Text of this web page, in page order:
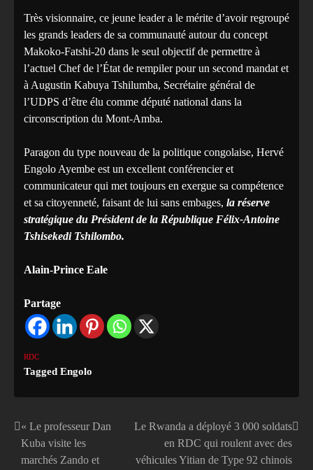
Très visionnaire, ce jeune leader a le mérite d’avoir regroupé
les grands leaders de sa communauté autour du concept
Makoko-Fatshi-20 dans le seul objectif de permettre à
l’actuel Chef de l’État de rempiler pour un second mandat et
à Augustin Kabuya Tshilumba, Secrétaire général de
l’UDPS d’être élu comme député national dans la
circonscription du Mont-Amba.
Paragon du type nouveau de la politique congolaise, Hervé
Engolo Ayembe est un excellent conférencier et
communicateur qui met toujours en exergue sa compétence
et sa citoyenneté, faisant de lui sans embages, la réserve
stratégique du Président de la République Félix-Antoine
Tshisekedi Tshilombo.
Alain-Prince Eale
Partage
RDC
Tagged Engolo
Navigation
de
« Le professeur Dan
Kuba visite les
marchés Zando et
Le Rwanda a déployé 3 000 soldats
en RDC qui roulent avec des
véhicules Yitian de Type 92 chinois